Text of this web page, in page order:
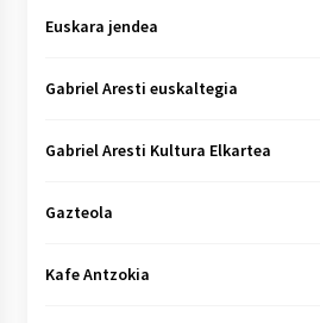
Euskara jendea
Gabriel Aresti euskaltegia
Gabriel Aresti Kultura Elkartea
Gazteola
Kafe Antzokia